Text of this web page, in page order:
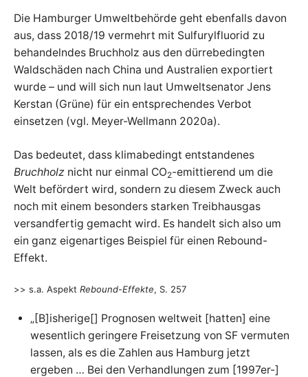
Die Hamburger Umweltbehörde geht ebenfalls davon
aus, dass 2018/19 vermehrt mit Sulfurylfluorid zu
behandelndes Bruchholz aus den dürrebedingten
Waldschäden nach China und Australien exportiert
wurde – und will sich nun laut Umweltsenator Jens
Kerstan (Grüne) für ein entsprechendes Verbot
einsetzen (vgl. Meyer-Wellmann 2020a).
Das bedeutet, dass klimabedingt entstandenes
Bruchholz nicht nur einmal CO2-emittierend um die
Welt befördert wird, sondern zu diesem Zweck auch
noch mit einem besonders starken Treibhausgas
versandfertig gemacht wird. Es handelt sich also um
ein ganz eigenartiges Beispiel für einen Rebound-
Effekt.
>> s.a. Aspekt Rebound-Effekte, S. 257
„[B]isherige[] Prognosen weltweit [hatten] eine
wesentlich geringere Freisetzung von SF vermuten
lassen, als es die Zahlen aus Hamburg jetzt
ergeben … Bei den Verhandlungen zum [1997er-]